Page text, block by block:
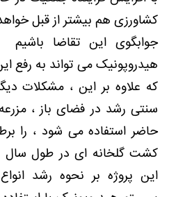
کشاورزی هم بیشتر از قبل
جوابگوی این تقاضا
هیدروپونیک می تواند به رفع
که علاوه بر این ، مشکلات
سنتی رشد در فضای باز ،
حاضر استفاده می شود ، را
کشت گلخانه ای در طول سال
این پروژه بر نحوه رشد